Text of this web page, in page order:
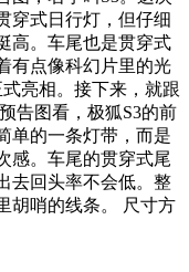
穿式日行灯，但仔细
高。车尾也是贯穿式
有点像科幻片里的光
亮相。接下来，就跟
告图看，极狐S3的前
单的一条灯带，而是
感。车尾的贯穿式尾
去回头率不会低。整
胡哨的线条。 尺寸方